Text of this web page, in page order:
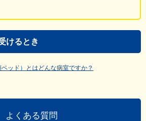
けるとき
ッド）とはどんな病室ですか？
よくある質問